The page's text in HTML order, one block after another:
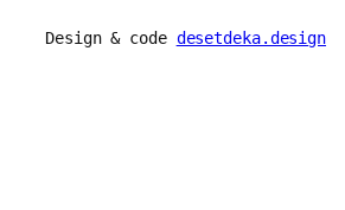
Design & code desetdeka.design